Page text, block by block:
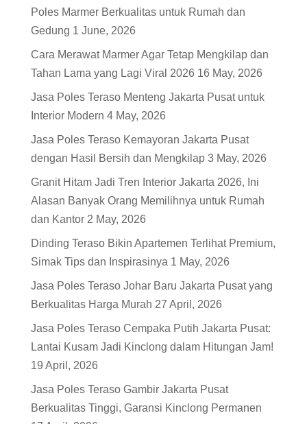
Poles Marmer Berkualitas untuk Rumah dan
Gedung 1 June, 2026
Cara Merawat Marmer Agar Tetap Mengkilap dan
Tahan Lama yang Lagi Viral 2026 16 May, 2026
Jasa Poles Teraso Menteng Jakarta Pusat untuk
Interior Modern 4 May, 2026
Jasa Poles Teraso Kemayoran Jakarta Pusat
dengan Hasil Bersih dan Mengkilap 3 May, 2026
Granit Hitam Jadi Tren Interior Jakarta 2026, Ini
Alasan Banyak Orang Memilihnya untuk Rumah
dan Kantor 2 May, 2026
Dinding Teraso Bikin Apartemen Terlihat Premium,
Simak Tips dan Inspirasinya 1 May, 2026
Jasa Poles Teraso Johar Baru Jakarta Pusat yang
Berkualitas Harga Murah 27 April, 2026
Jasa Poles Teraso Cempaka Putih Jakarta Pusat:
Lantai Kusam Jadi Kinclong dalam Hitungan Jam!
19 April, 2026
Jasa Poles Teraso Gambir Jakarta Pusat
Berkualitas Tinggi, Garansi Kinclong Permanen